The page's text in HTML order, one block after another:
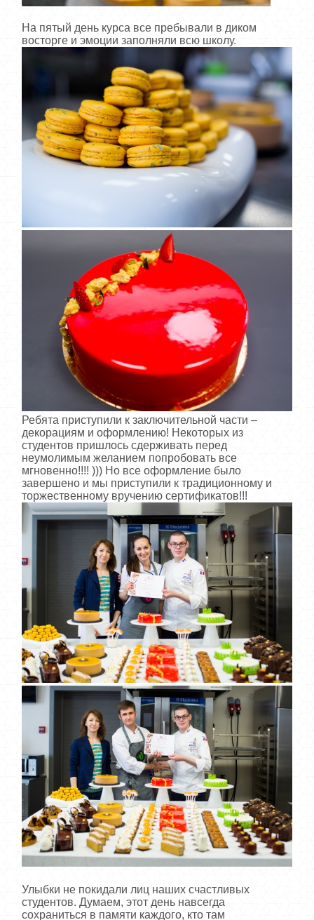
На пятый день курса все пребывали в диком
восторге и эмоции заполняли всю школу.
Ребята приступили к заключительной части –
декорациям и оформлению! Некоторых из
студентов пришлось сдерживать перед
неумолимым желанием попробовать все
мгновенно!!!! ))) Но все оформление было
завершено и мы приступили к традиционному и
торжественному вручению сертификатов!!!
Улыбки не покидали лиц наших счастливых
студентов. Думаем, этот день навсегда
сохраниться в памяти каждого, кто там